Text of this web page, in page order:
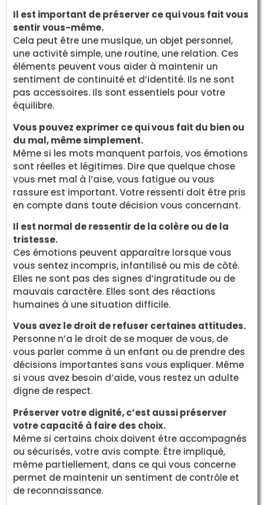
Il est important de préserver ce qui vous fait vous
sentir vous-même.
Cela peut être une musique, un objet personnel,
une activité simple, une routine, une relation. Ces
éléments peuvent vous aider à maintenir un
sentiment de continuité et d’identité. Ils ne sont
pas accessoires. Ils sont essentiels pour votre
équilibre.
Vous pouvez exprimer ce qui vous fait du bien ou
du mal, même simplement.
Même si les mots manquent parfois, vos émotions
sont réelles et légitimes. Dire que quelque chose
vous met mal à l’aise, vous fatigue ou vous
rassure est important. Votre ressenti doit être pris
en compte dans toute décision vous concernant.
Il est normal de ressentir de la colère ou de la
tristesse.
Ces émotions peuvent apparaître lorsque vous
vous sentez incompris, infantilisé ou mis de côté.
Elles ne sont pas des signes d’ingratitude ou de
mauvais caractère. Elles sont des réactions
humaines à une situation difficile.
Vous avez le droit de refuser certaines attitudes.
Personne n’a le droit de se moquer de vous, de
vous parler comme à un enfant ou de prendre des
décisions importantes sans vous expliquer. Même
si vous avez besoin d’aide, vous restez un adulte
digne de respect.
Préserver votre dignité, c’est aussi préserver
votre capacité à faire des choix.
Même si certains choix doivent être accompagnés
ou sécurisés, votre avis compte. Être impliqué,
même partiellement, dans ce qui vous concerne
permet de maintenir un sentiment de contrôle et
de reconnaissance.